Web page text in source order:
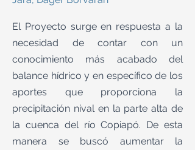
El Proyecto surge en respuesta a la
necesidad de contar con un
conocimiento más acabado del
balance hídrico y en específico de los
aportes que proporciona la
precipitación nival en la parte alta de
la cuenca del río Copiapó. De esta
manera se buscó aumentar la